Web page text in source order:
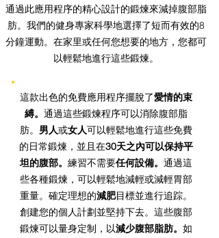
通過此應用程序的精心設計的鍛煉來減掉腹部脂
肪。我們的健身專家科學地選擇了短而有效的8
分鐘運動。在家里或任何您想要的地方，您都可
以輕鬆地進行這些鍛煉。
這款出色的免費應用程序擺脫了愛情的束
縛。 通過這些鍛煉程序可以消除腹部脂
肪。 男人或女人可以輕鬆地進行這些免費
的日常鍛煉，並且在30天之內可以保持平
坦的腹部。 練習不需要任何設備。 通過這
些各種鍛煉，可以輕鬆地減輕或減輕胃部
重量。確定理想的減肥目標並進行追踪。
創建您的個人計劃並堅持下去。這些腹部
鍛煉可以量身定制，以減少腹部脂肪。 如